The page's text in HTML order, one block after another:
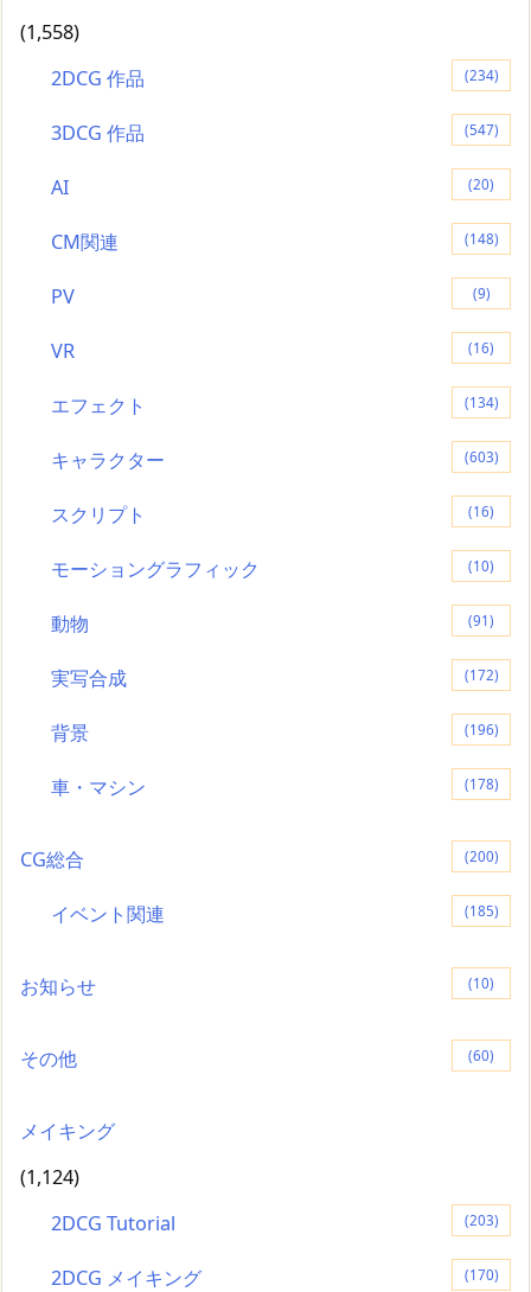
(1,558)
2DCG 作品
(234)
3DCG 作品 (547)
AI (20)
CM関連 (148)
PV (9)
VR (16)
エフェクト (134)
キャラクター (603)
スクリプト (16)
モーショングラフィック (10)
動物 (91)
実写合成 (172)
背景 (196)
車・マシン (178)
CG総合 (200)
イベント関連 (185)
お知らせ (10)
その他 (60)
メイキング
(1,124)
2DCG Tutorial
(203)
2DCG メイキング (170)